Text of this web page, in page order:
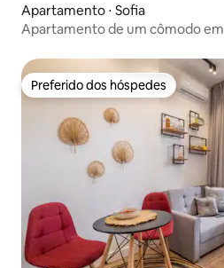
Apartamento ⋅ Sofia
Apartamento de um cômodo em
Preferido dos hóspedes
Preferido dos hóspedes